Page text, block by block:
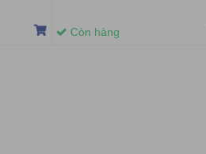
Còn hàng